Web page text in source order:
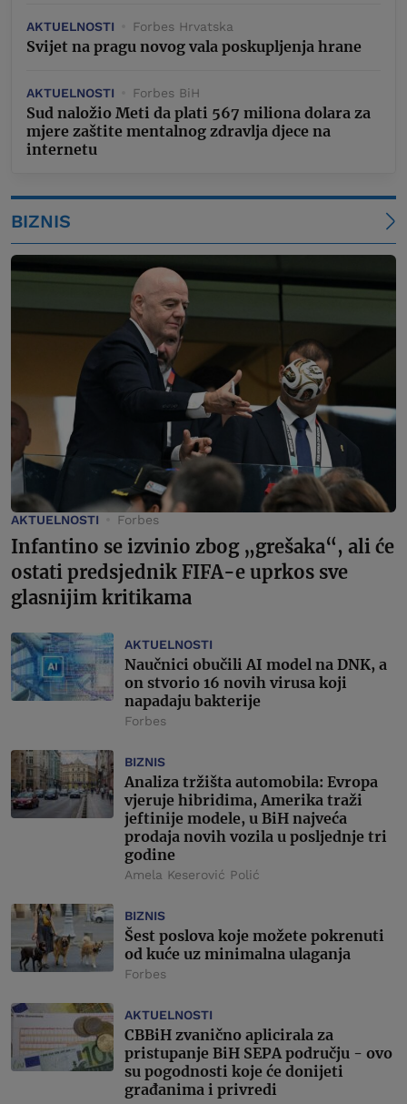
AKTUELNOSTI Forbes Hrvatska
Svijet na pragu novog vala poskupljenja hrane
AKTUELNOSTI Forbes BiH
Sud naložio Meti da plati 567 miliona dolara za
mjere zaštite mentalnog zdravlja djece na
internetu
BIZNIS
AKTUELNOSTI Forbes
Infantino se izvinio zbog „grešaka“, ali će
ostati predsjednik FIFA-e uprkos sve
glasnijim kritikama
AKTUELNOSTI
Naučnici obučili AI model na DNK, a
on stvorio 16 novih virusa koji
napadaju bakterije
Forbes
BIZNIS
Analiza tržišta automobila: Evropa
vjeruje hibridima, Amerika traži
jeftinije modele, u BiH najveća
prodaja novih vozila u posljednje tri
godine
Amela Keserović Polić
BIZNIS
Šest poslova koje možete pokrenuti
od kuće uz minimalna ulaganja
Forbes
AKTUELNOSTI
CBBiH zvanično aplicirala za
pristupanje BiH SEPA području - ovo
su pogodnosti koje će donijeti
građanima i privredi